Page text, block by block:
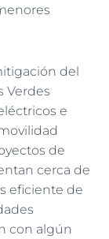
del
Verdes
e
de
cerca de
eficiente de
con algún